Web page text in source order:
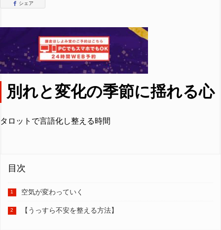
シェア
別れと変化の季節に揺れる心
タロットで言語化し整える時間
目次
空気が変わっていく
【うっすら不安を整える方法】